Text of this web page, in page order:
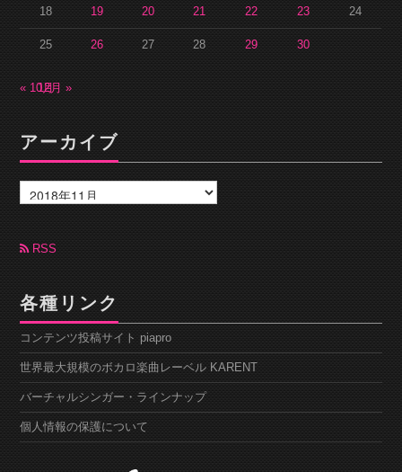
18 19 20 21 22 23 24
25 26 27 28 29 30
« 10月12月 »
アーカイブ
ー
カ
ブ RSS
各種リンク
コンテンツ投稿サイト piapro
世界最大規模のボカロ楽曲レーベル KARENT
バーチャルシンガー・ラインナップ
個人情報の保護について